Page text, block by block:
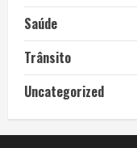
Saúde
Trânsito
Uncategorized